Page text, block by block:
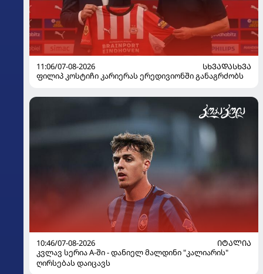
11:06/07-08-2026
ᲡᲮᲕᲐᲓᲐᲡᲮᲕᲐ
ფილიპ კოსტიჩი კარიერას ერედივიონში განაგრძობს
10:46/07-08-2026
ᲘᲢᲐᲚᲘᲐ
კვლავ სერია A-ში - დანიელ მალდინი "კალიარის"
ღირსებას დაიცავს